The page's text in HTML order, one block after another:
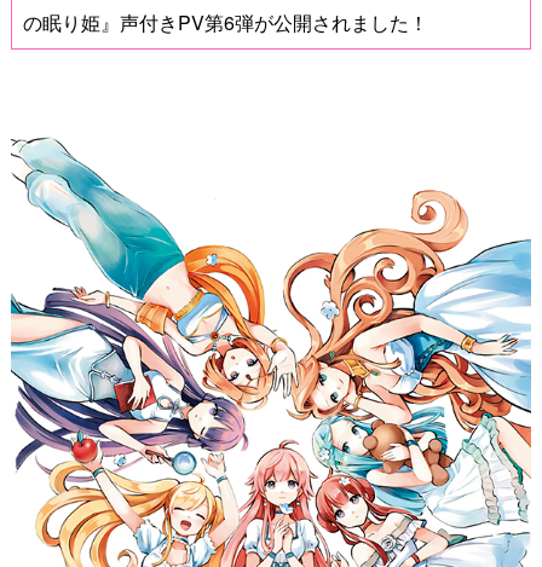
の眠り姫』声付きPV第6弾が公開されました！